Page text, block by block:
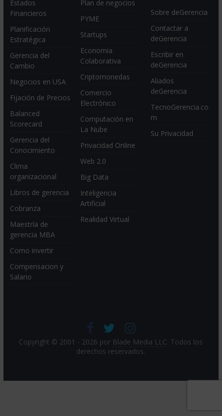
Estados
Financieros
Planificación
Estratégica
Gerencia del
Cambio
Negocios en USA
Fijación de Precios
Balanced
Scorecard
Gerencia del
Conocimiento
Clima
organizacional
Libros de gerencia
Cobranza
Maestría de
gerencia MBA
Como invertir
Compensacion y
Salario
Plan de negocios
PYME
Startups
Economia
Colaborativa
Criptomonedas
Comercio
Electrónico
Computación en
La Nube
Privacidad Online
Web 2.0
Big Data
Inteligencia
Artificial
Realidad Virtual
Sobre deGerencia
Contactar a
deGerencia
Escribir en
deGerencia
Aliados
deGerencia
TecnoGerencia.co
m
Su Privacidad
Copyright © 2001 - 2026 por Blade Media LLC. Todos los
derechos reservados.